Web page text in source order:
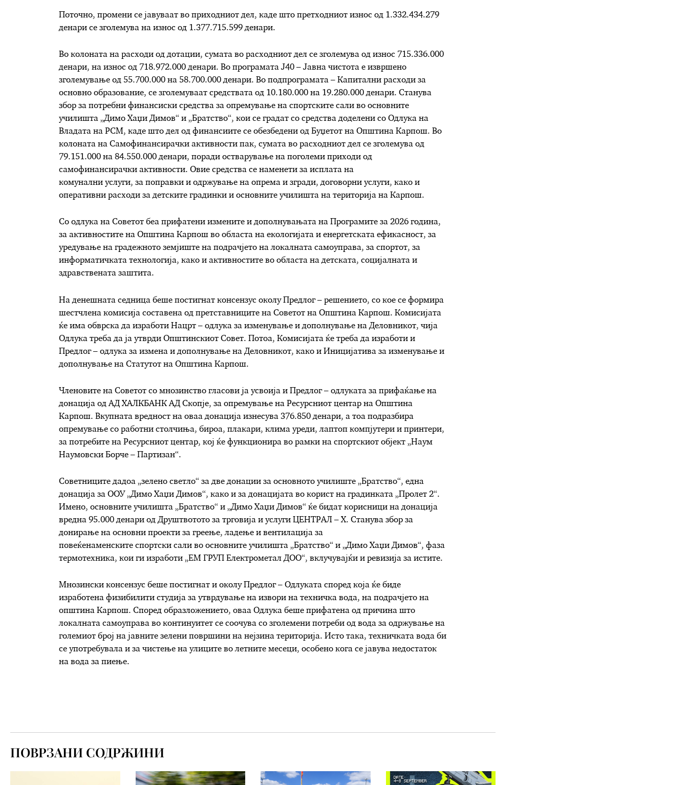
Поточно, промени се јавуваат во приходниот дел, каде што претходниот износ од 1.332.434.279
денари се зголемува на износ од 1.377.715.599 денари.
Во колоната на расходи од дотации, сумата во расходниот дел се зголемува од износ 715.336.000
денари, на износ од 718.972.000 денари. Во програмата Ј40 – Јавна чистота е извршено
зголемување од 55.700.000 на 58.700.000 денари. Во подпрограмата – Капитални расходи за
основно образование, се зголемуваат средствата од 10.180.000 на 19.280.000 денари. Станува
збор за потребни финансиски средства за опремување на спортските сали во основните
училишта „Димо Хаџи Димов“ и „Братство“, кои се градат со средства доделени со Одлука на
Владата на РСМ, каде што дел од финансиите се обезбедени од Буџетот на Општина Карпош. Во
колоната на Самофинансирачки активности пак, сумата во расходниот дел се зголемува од
79.151.000 на 84.550.000 денари, поради остварување на поголеми приходи од
самофинансирачки активности. Овие средства се наменети за исплата на
комунални услуги, за поправки и одржување на опрема и згради, договорни услуги, како и
оперативни расходи за детските градинки и основните училишта на територија на Карпош.
Со одлука на Советот беа прифатени измените и дополнувањата на Програмите за 2026 година,
за активностите на Општина Карпош во областа на екологијата и енергетската ефикасност, за
уредување на градежното земјиште на подрачјето на локалната самоуправа, за спортот, за
информатичката технологија, како и активностите во областа на детската, социјалната и
здравствената заштита.
На денешната седница беше постигнат консензус околу Предлог – решението, со кое се формира
шестчлена комисија составена од претставниците на Советот на Општина Карпош. Комисијата
ќе има обврска да изработи Нацрт – одлука за изменување и дополнување на Деловникот, чија
Одлука треба да ја утврди Општинскиот Совет. Потоа, Комисијата ќе треба да изработи и
Предлог – одлука за измена и дополнување на Деловникот, како и Иницијатива за изменување и
дополнување на Статутот на Општина Карпош.
Членовите на Советот со мнозинство гласови ја усвоија и Предлог – одлуката за прифаќање на
донација од АД ХАЛКБАНК АД Скопје, за опремување на Ресурсниот центар на Општина
Карпош. Вкупната вредност на оваа донација изнесува 376.850 денари, а тоа подразбира
опремување со работни столчиња, бироа, плакари, клима уреди, лаптоп компјутери и принтери,
за потребите на Ресурсниот центар, кој ќе функционира во рамки на спортскиот објект „Наум
Наумовски Борче – Партизан“.
Советниците дадоа „зелено светло“ за две донации за основното училиште „Братство“, една
донација за ООУ „Димо Хаџи Димов“, како и за донацијата во корист на градинката „Пролет 2“.
Имено, основните училишта „Братство“ и „Димо Хаџи Димов“ ќе бидат корисници на донација
вредна 95.000 денари од Друштвотото за трговија и услуги ЦЕНТРАЛ – Х. Станува збор за
донирање на основни проекти за греење, ладење и вентилација за
повеќенаменските спортски сали во основните училишта „Братство“ и „Димо Хаџи Димов“, фаза
термотехника, кои ги изработи „ЕМ ГРУП Електрометал ДОО“, вклучувајќи и ревизија за истите.
Мнозински консензус беше постигнат и околу Предлог – Одлуката според која ќе биде
изработена физибилити студија за утврдување на извори на техничка вода, на подрачјето на
општина Карпош. Според образложението, оваа Одлука беше прифатена од причина што
локалната самоуправа во континуитет се соочува со зголемени потреби од вода за одржување на
големиот број на јавните зелени површини на нејзина територија. Исто така, техничката вода би
се употребувала и за чистење на улиците во летните месеци, особено кога се јавува недостаток
на вода за пиење.
ПОВРЗАНИ СОДРЖИНИ